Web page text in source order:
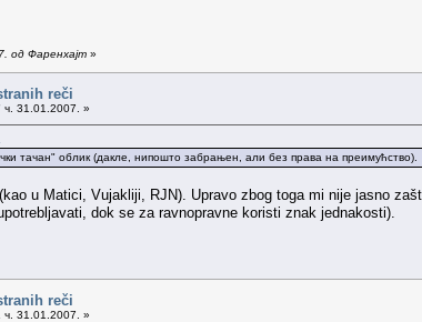
од Фаренхајт »
reči
ч. 31.01.2007. »
тачан" облик (дакле, нипошто забрањен, али без права на преимућство).
u Matici, Vujakliji, RJN). Upravo zbog toga mi nije jasno
dok se za ravnopravne koristi znak jednakosti).
reči
ч. 31.01.2007. »